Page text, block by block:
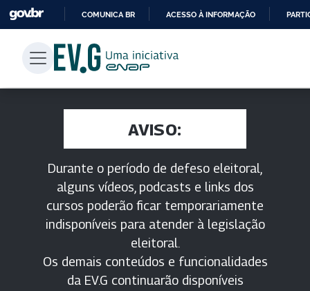
CONTEÚDO
COMUNICA BR ACESSO À INFORMAÇÃO
AVISO:
Durante o período de defeso eleitoral,
alguns vídeos, podcasts e links dos
cursos poderão ficar temporariamente
indisponíveis para atender à legislação
eleitoral.
Os demais conteúdos e funcionalidades
da EV.G continuarão disponíveis